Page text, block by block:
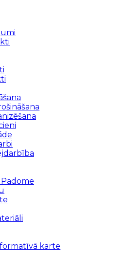
karte